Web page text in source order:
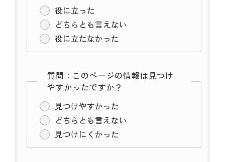
役に立った
どちらとも言えない
役に立たなかった
質問：このページの情報は見つけ
やすかったですか？
見つけやすかった
どちらとも言えない
見つけにくかった